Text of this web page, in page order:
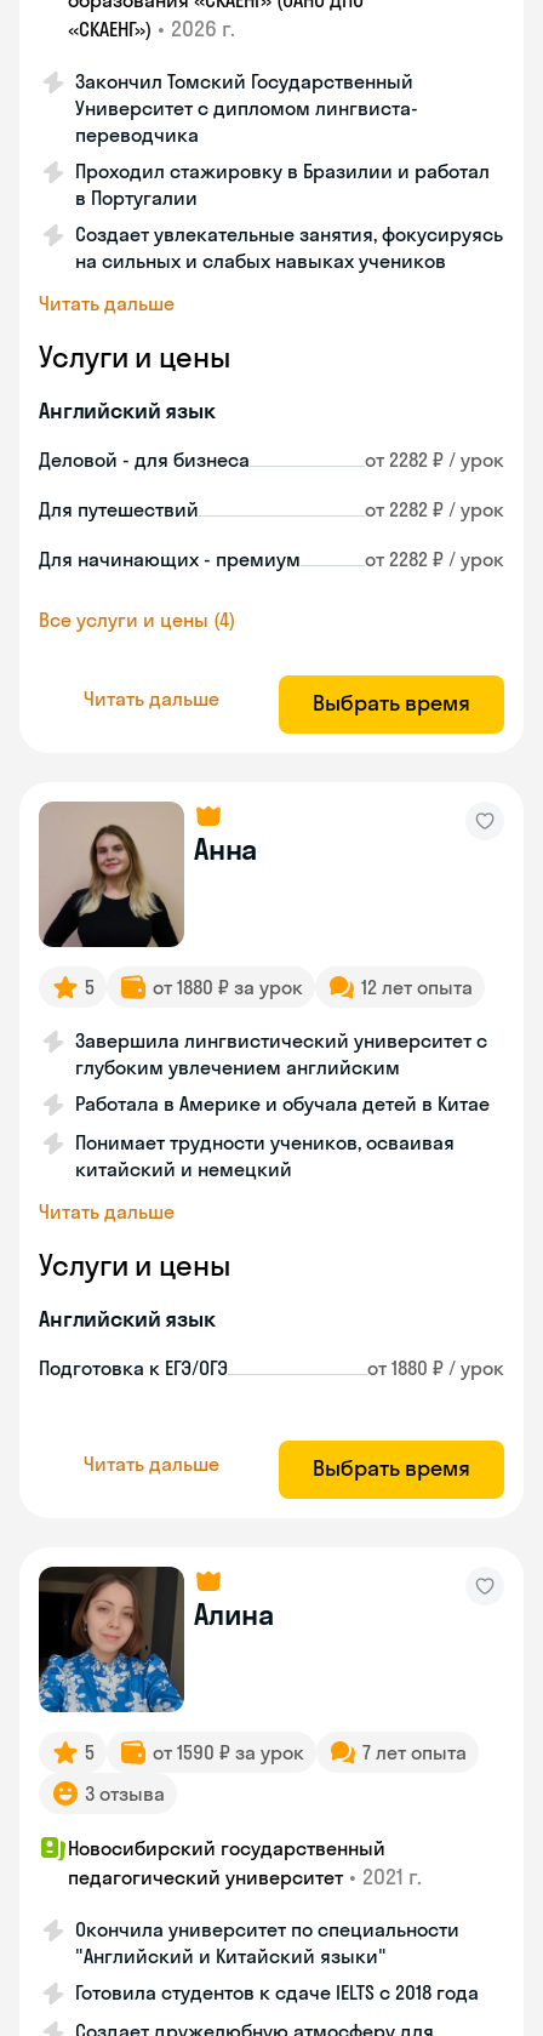
«СКАЕНГ») • 2026 г.
Закончил Томский Государственный
Университет с дипломом лингвиста-
переводчика
Проходил стажировку в Бразилии и работал
в Португалии
Создает увлекательные занятия, фокусируясь
на сильных и слабых навыках учеников
Читать дальше
Услуги и цены
Английский язык
Деловой - для бизнеса от 2282 ₽ / урок
Для путешествий от 2282 ₽ / урок
Для начинающих - премиум от 2282 ₽ / урок
Все услуги и цены (4)
Читать дальше Выбрать время
Анна
5 от 1880 ₽ за урок 12 лет опыта
Завершила лингвистический университет с
глубоким увлечением английским
Работала в Америке и обучала детей в Китае
Понимает трудности учеников, осваивая
китайский и немецкий
Читать дальше
Услуги и цены
Английский язык
Подготовка к ЕГЭ/ОГЭ от 1880 ₽ / урок
Читать дальше Выбрать время
Алина
5 от 1590 ₽ за урок
7 лет опыта
3 отзыва
Новосибирский государственный
педагогический университет • 2021 г.
Окончила университет по специальности
"Английский и Китайский языки"
Готовила студентов к сдаче IELTS с 2018 года
Создает дружелюбную атмосферу для